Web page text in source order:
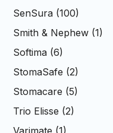
SenSura (100)
Smith & Nephew (1)
Softima (6)
StomaSafe (2)
Stomacare (5)
Trio Elisse (2)
Varimate (1)